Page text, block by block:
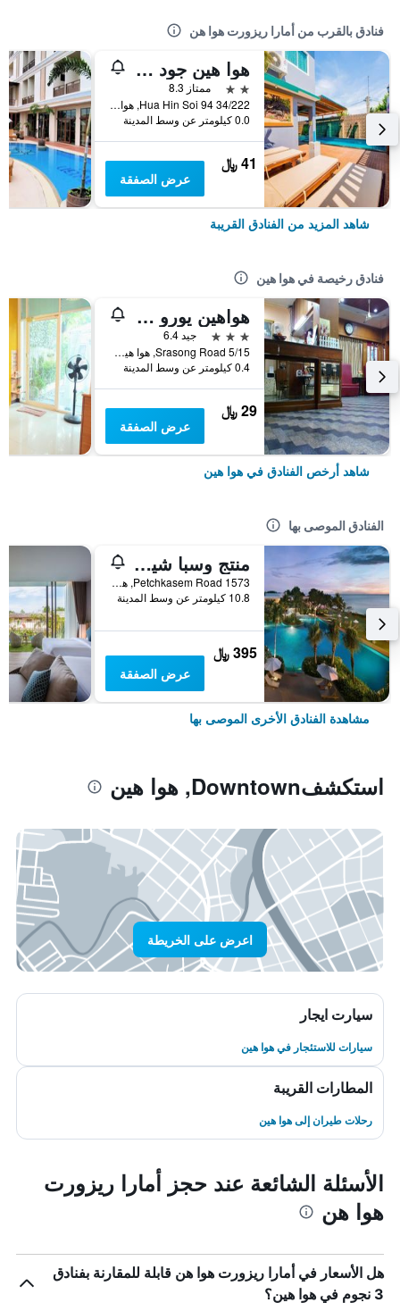
فنادق بالقرب من أمارا ريزورت هوا هن
هوا هين جود فيو هوتل
2 نجمتين
ممتاز 8.3
34/222 Hua Hin Soi 94, هوا هين, تايلاند
0.0 كيلومتر عن وسط المدينة
41 ﷼
عرض الصفقة
شاهد المزيد من الفنادق القريبة
فنادق رخيصة في هوا هين
هواهين يورو سيتي هوتل
3 نجوم
جيد 6.4
5/15 Srasong Road, هوا هين, تايلاند
0.4 كيلومتر عن وسط المدينة
29 ﷼
عرض الصفقة
شاهد أرخص الفنادق في هوا هين
الفنادق الموصى بها
منتج وسبا شيراتون هوا هين
1573 Petchkasem Road, هوا هين, تايلاند
10.8 كيلومتر عن وسط المدينة
395 ﷼
عرض الصفقة
مشاهدة الفنادق الأخرى الموصى بها
استكشفDowntown, هوا هين
اعرض على الخريطة
سيارت ايجار
سيارات للاستئجار في هوا هين
المطارات القريبة
رحلات طيران إلى هوا هين
الأسئلة الشائعة عند حجز أمارا ريزورت
هوا هن
هل الأسعار في أمارا ريزورت هوا هن قابلة للمقارنة بفنادق
3 نجوم في هوا هين؟